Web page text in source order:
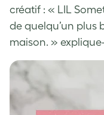
créatif : « LIL
de quelqu’un plus
maison. »